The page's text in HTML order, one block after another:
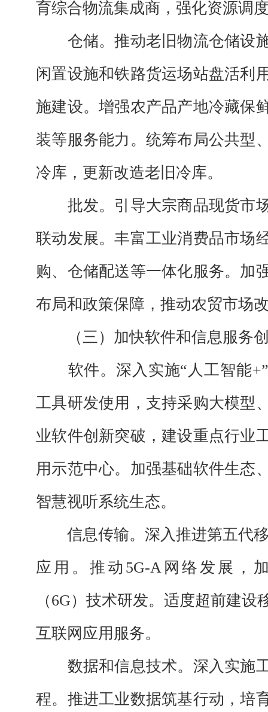
育综合物流集成商，强化资源调
仓储。推动老旧物流仓储设
闲置设施和铁路货运场站盘活利
施建设。增强农产品产地冷藏保
装等服务能力。统筹布局公共型
冷库，更新改造老旧冷库。
批发。 引导大宗商品现货市
联动发展。丰富工业消费品市场
购、仓储配送等一体化服务。加
布局和政策保障，推动农贸市场
（三）加快软件和信息服务
软件。深入实施“人工智能
工具研发使用，支持采购大模型
业软件创新突破，建设重点行业
用示范中心。加强基础软件生态
智慧视听系统生态。
信息传输。 深入推进第五代
应用。推动5G-A网络发展，
（6G）技术研发。适度超前建
互联网应用服务。
数据和信息技术。 深入实施
程。推进工业数据筑基行动，培